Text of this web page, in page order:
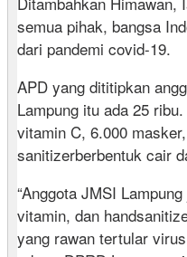
semua pihak, bangsa
dari pandemi covid-19.
APD yang dititipkan
Lampung itu ada 25
vitamin C, 6.000
sanitizerberbentuk cair
“Anggota JMSI
vitamin, dan
yang rawan tertular